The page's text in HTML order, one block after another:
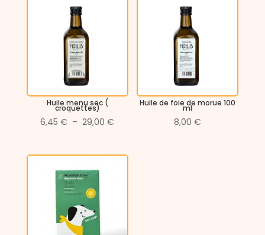
Huile menu sec (
croquettes)
6,45€ – 29,00€
prix :
Huile de foie de morue 100
ml
8,00€